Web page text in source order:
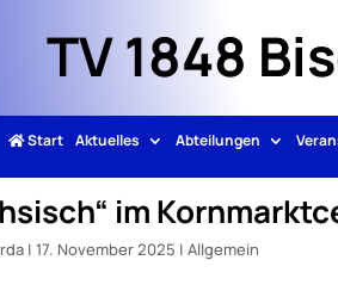
TV 1848
Start Aktuelles Abteilungen
im
| 17. November 2025 | Allgemein